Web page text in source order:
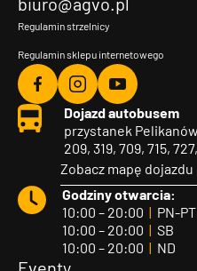
Regulamin strzelnicy
Regulamin sklepu internetowego
Agvo
Facebook
Agvo
Instagram
Agvo
YouTube
Dojazd autobusem
przystanek Pelikanów
209, 319, 709, 715,
Zobacz mapę dojazdu
Godziny otwarcia:
10:00 – 20:00 | PN-PT
10:00 – 20:00 | SB
10:00 – 20:00 | ND